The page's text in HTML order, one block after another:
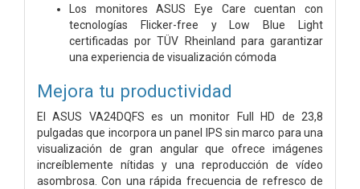
Los monitores ASUS Eye Care cuentan con
tecnologías Flicker-free y Low Blue Light
certificadas por TÜV Rheinland para garantizar
una experiencia de visualización cómoda
Mejora tu productividad
El ASUS VA24DQFS es un monitor Full HD de 23,8
pulgadas que incorpora un panel IPS sin marco para una
visualización de gran angular que ofrece imágenes
increíblemente nítidas y una reproducción de vídeo
asombrosa. Con una rápida frecuencia de refresco de